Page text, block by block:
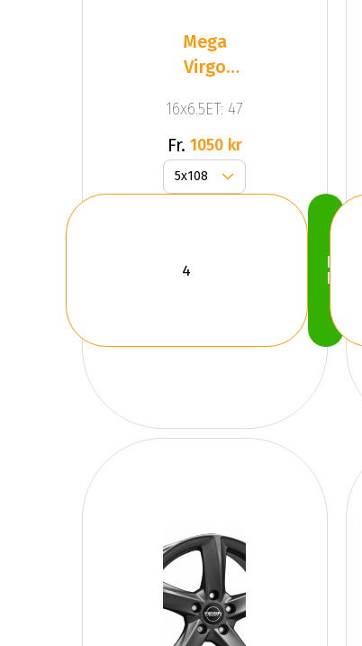
Mega
Virgo
16x6.5ET: 47
Fr. 1050 kr
Köp
Nu